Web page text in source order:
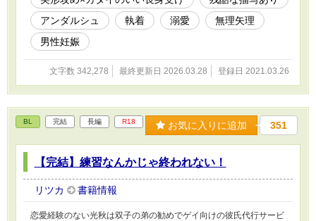
にサブカプあり。 ◇第9回BL小説大賞にて奨励
賞を頂きました。応援ありがとうございまし
アンダルシュ
執着 溺愛
無理矢理
男性妊娠
文字数 342,278 最終更新日 2026.03.28 登録日 2021.03.26
BL 完結 長編 R18 お気に入りに追加 351
【完結】練習なんかじゃ終われない！
リツカ 書籍情報
恋愛経験のない光秋は双子の弟の勧めでゲイ向けの彼氏代行サービ